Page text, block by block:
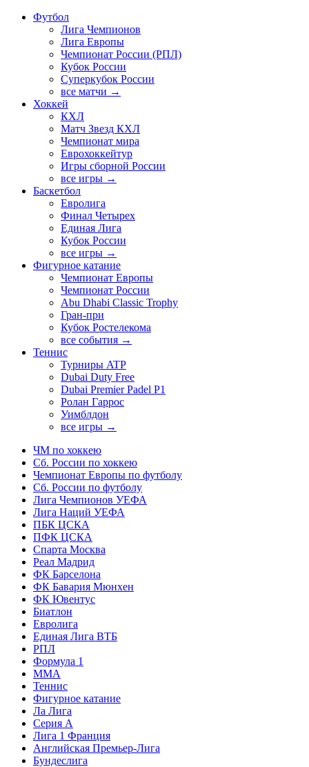
Футбол
Лига Чемпионов
Лига Европы
Чемпионат России (РПЛ)
Кубок России
Суперкубок России
все матчи →
Хоккей
КХЛ
Матч Звезд КХЛ
Чемпионат мира
Еврохоккейтур
Игры сборной России
все игры →
Баскетбол
Евролига
Финал Четырех
Единая Лига
Кубок России
все игры →
Фигурное катание
Чемпионат Европы
Чемпионат России
Abu Dhabi Classic Trophy
Гран-при
Кубок Ростелекома
все события →
Теннис
Турниры ATP
Dubai Duty Free
Dubai Premier Padel P1
Ролан Гаррос
Уимблдон
все игры →
ЧМ по хоккею
Сб. России по хоккею
Чемпионат Европы по футболу
Сб. России по футболу
Лига Чемпионов УЕФА
Лига Наций УЕФА
ПБК ЦСКА
ПФК ЦСКА
Спарта Москва
Реал Мадрид
ФК Барселона
ФК Бавария Мюнхен
ФК Ювентус
Биатлон
Евролига
Единая Лига ВТБ
РПЛ
Формула 1
MMA
Теннис
Фигурное катание
Ла Лига
Серия А
Лига 1 Франция
Английская Премьер-Лига
Бундеслига